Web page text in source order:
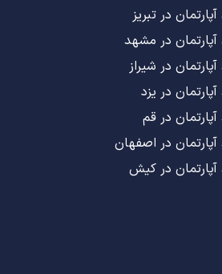
در تبریز
آپارتمان در مشهد
در شیراز
در یزد
در قم
در اصفهان
آپارتمان در کیش